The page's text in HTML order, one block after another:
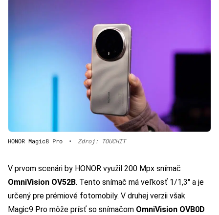
HONOR Magic8 Pro • Zdroj: TOUCHIT
V prvom scenári by HONOR využil 200 Mpx snímač
OmniVision OV52B. Tento snímač má veľkosť 1/1,3″ a je
určený pre prémiové fotomobily. V druhej verzii však
Magic9 Pro môže prísť so snímačom OmniVision OVB0D